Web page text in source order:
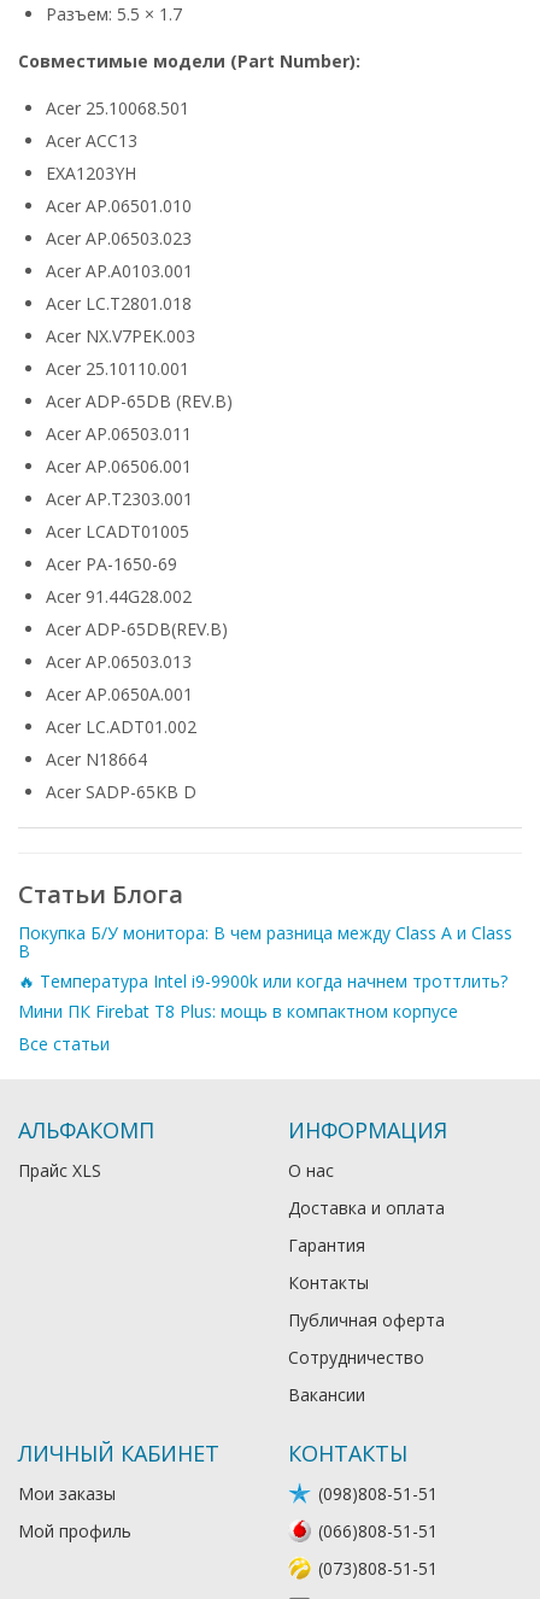
Разъем: 5.5 × 1.7
Совместимые модели (Part Number):
Acer 25.10068.501
Acer ACC13
EXA1203YH
Acer AP.06501.010
Acer AP.06503.023
Acer AP.A0103.001
Acer LC.T2801.018
Acer NX.V7PEK.003
Acer 25.10110.001
Acer ADP-65DB (REV.B)
Acer AP.06503.011
Acer AP.06506.001
Acer AP.T2303.001
Acer LCADT01005
Acer PA-1650-69
Acer 91.44G28.002
Acer ADP-65DB(REV.B)
Acer AP.06503.013
Acer AP.0650A.001
Acer LC.ADT01.002
Acer N18664
Acer SADP-65KB D
Статьи Блога
Покупка Б/У монитора: В чем разница между Class A и Class
B
🔥 Температура Intel i9-9900k или когда начнем троттлить?
Мини ПК Firebat T8 Plus: мощь в компактном корпусе
Все статьи
АЛЬФАКОМП
Прайс XLS
ИНФОРМАЦИЯ
О нас
Доставка и оплата
Гарантия
Контакты
Публичная оферта
Сотрудничество
Вакансии
ЛИЧНЫЙ КАБИНЕТ
Мои заказы
Мой профиль
КОНТАКТЫ
(098)808-51-51
(066)808-51-51
(073)808-51-51